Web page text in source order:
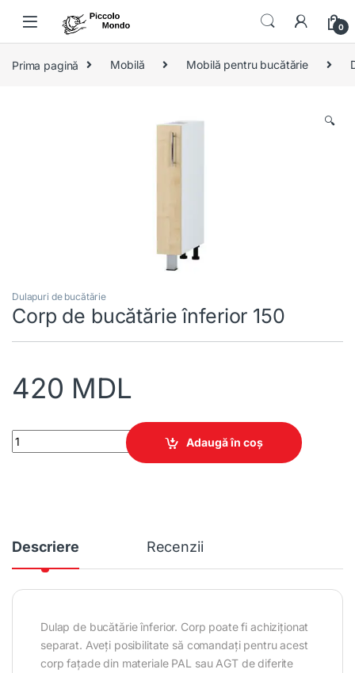
0
Prima pagină Mobilă Mobilă pentru bucătărie
🔍
Dulapuri de bucătărie
Corp de bucătărie înferior 150
420 MDL
Corp de bucătărie înferior 150 quantity
Adaugă în coș
Descriere Recenzii
Dulap de bucătărie înferior. Corp poate fi achiziționat
separat. Aveți posibilitate să comandați pentru acest
corp fațade din materiale PAL sau AGT de diferite